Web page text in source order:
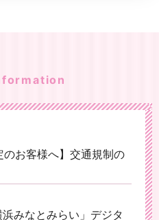
のお客様へ】交通規制の
みなとみらい」デジタ